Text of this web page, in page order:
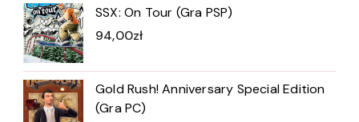
SSX: On Tour (Gra PSP)
94,00zł
Gold Rush! Anniversary Special Edition
(Gra PC)